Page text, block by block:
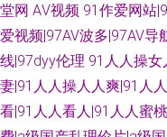
堂网 AⅤ视频 91作爱网站
爱视频|97AV波多|97AV导
线|97dyy伦理 91人人操女
妻|91人人操人人爽|91人
看|91人人看人|91人人蜜桃